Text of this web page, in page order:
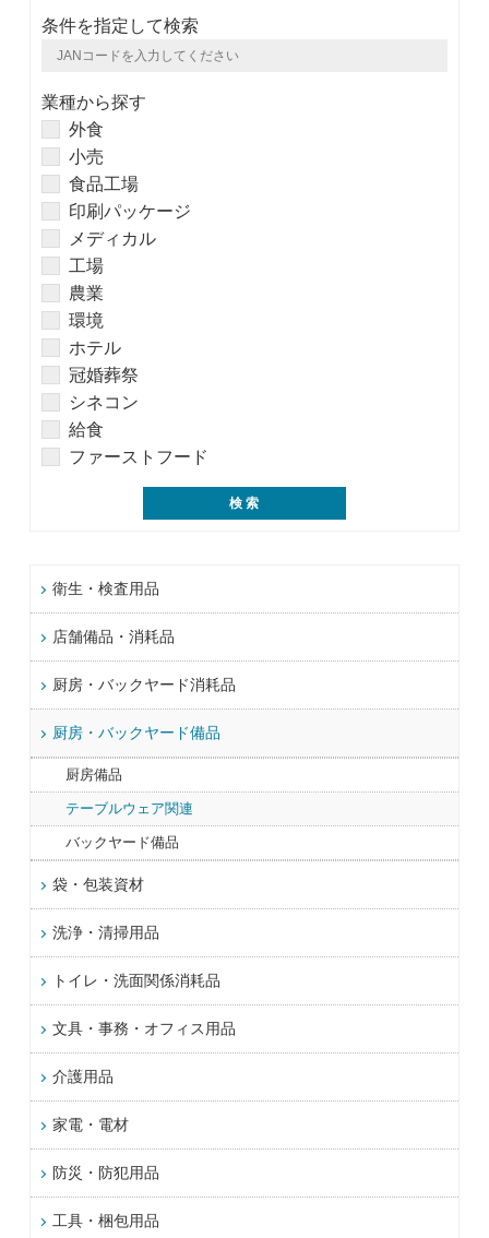
条件を指定して検索
業種から探す
外食
小売
食品工場
印刷パッケージ
メディカル
工場
農業
環境
ホテル
冠婚葬祭
シネコン
給食
ファーストフード
衛生・検査用品
店舗備品・消耗品
厨房・バックヤード消耗品
厨房・バックヤード備品
厨房備品
テーブルウェア関連
バックヤード備品
袋・包装資材
洗浄・清掃用品
トイレ・洗面関係消耗品
文具・事務・オフィス用品
介護用品
家電・電材
防災・防犯用品
工具・梱包用品